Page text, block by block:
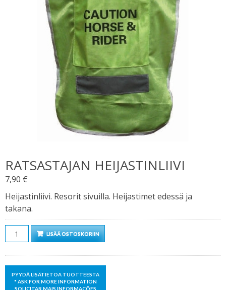
RATSASTAJAN HEIJASTINLIIVI
7,90 €
Heijastinliivi. Resorit sivuilla. Heijastimet edessä ja
takana.
Määrä LISÄÄ OSTOSKORIIN